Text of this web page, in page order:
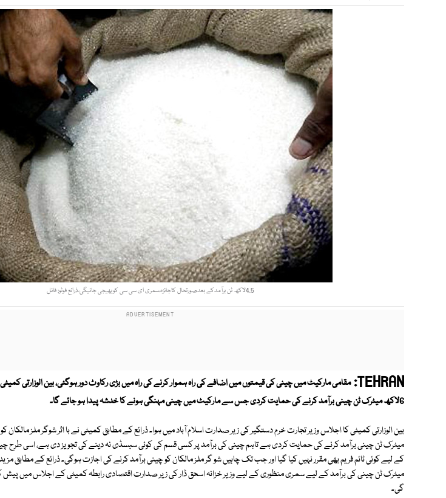
4.5لاکھ ٹن برآمدکے بعدصورتحال کاجائزہ،سمری ای سی سی کوبھیجی جائیگی،ذرائع فوٹو: فائل
TEHRAN: مقامی مارکیٹ میں چینی کی قیمتوں میں اضافے کی راہ ہموار کرنے کی راہ میں بڑی رکاوٹ دور ہوگئی، بین الوزارتی
6لاکھ میٹرک ٹن چینی برآمد کرنے کی حمایت کردی جس سے مارکیٹ میں چینی مہنگی ہونے کا خدشہ پیدا ہو جائے گا۔
میٹرک ٹن چینی برآمد کرنے کی حمایت کردی ہے تاہم چینی کی برآمد پر کسی قسم کی کوئی سبسڈی نہ دینے کی تجویز دی ہے، اسی طرح
میٹرک ٹن چینی کی برآمد کے لیے سمری منظوری کے لیے وزیر خزانہ اسحق ڈار کی زیر صدارت اقتصادی رابطہ کمیٹی کے اجلاس میں
گی۔